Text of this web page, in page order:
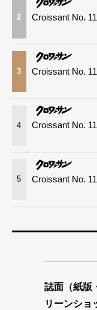
2 Croissant No.
3 Croissant No.
4 Croissant No.
5 Croissant No.
誌面（紙版
リーンショ